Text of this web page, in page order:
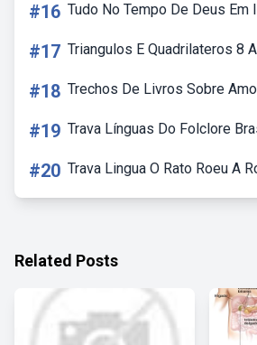
#16 Tudo No Tempo De Deus Em
#17 Triangulos E Quadrilateros 8
#18 Trechos De Livros Sobre
#19 Trava Línguas Do Folclore
#20 Trava Lingua O Rato Roeu A
Related Posts